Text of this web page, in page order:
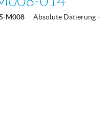
M008 Absolute Datierung-